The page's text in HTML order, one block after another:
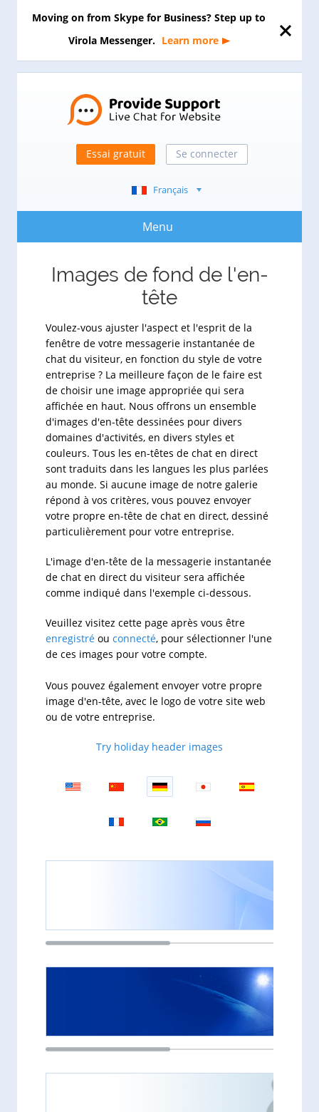
Moving on from Skype for Business? Step up to
Virola Messenger. Learn more
Essai gratuit Se connecter
Français
Menu
Images de fond de l'en-
tête
Voulez-vous ajuster l'aspect et l'esprit de la
fenêtre de votre messagerie instantanée de
chat du visiteur, en fonction du style de votre
entreprise ? La meilleure façon de le faire est
de choisir une image appropriée qui sera
affichée en haut. Nous offrons un ensemble
d'images d'en-tête dessinées pour divers
domaines d'activités, en divers styles et
couleurs. Tous les en-têtes de chat en direct
sont traduits dans les langues les plus parlées
au monde. Si aucune image de notre galerie
répond à vos critères, vous pouvez envoyer
votre propre en-tête de chat en direct, dessiné
particulièrement pour votre entreprise.
L'image d'en-tête de la messagerie instantanée
de chat en direct du visiteur sera affichée
comme indiqué dans l'exemple ci-dessous.
Veuillez visitez cette page après vous être
enregistré ou connecté, pour sélectionner l'une
de ces images pour votre compte.
Vous pouvez également envoyer votre propre
image d'en-tête, avec le logo de votre site web
ou de votre entreprise.
Try holiday header images